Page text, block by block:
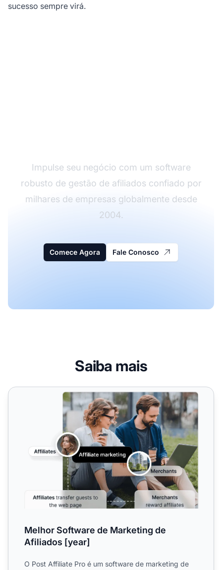
sucesso sempre virá.
Impulse seu negócio com um software
robusto de gestão de afiliados confiado por
milhares de empresas globalmente desde
2004.
Comece Agora Fale Conosco
Saiba mais
Melhor Software de Marketing de Afiliados [year]
Melhor Software de Marketing de
Afiliados [year]
O Post Affiliate Pro é um software de marketing de